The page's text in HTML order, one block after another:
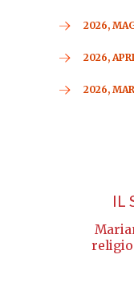
2026,
2026,
2026,
IL